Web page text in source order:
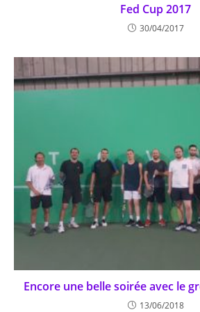
Fed Cup 2017
30/04/2017
Encore une belle soirée avec le
13/06/2018